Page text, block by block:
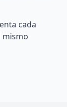
cada
mismo